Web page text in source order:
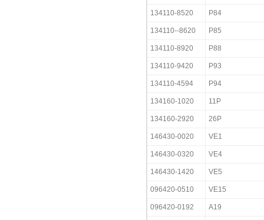
134110-8520 P84
134110--8620 P85
134110-8920 P88
134110-9420 P93
134110-4594 P94
134160-1020 11P
134160-2920 26P
146430-0020 VE1
146430-0320 VE4
146430-1420 VE5
096420-0510 VE15
096420-0192 A19